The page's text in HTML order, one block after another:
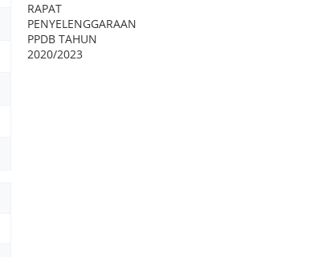
RAPAT
PENYELENGGARAAN
PPDB TAHUN
2020/2023